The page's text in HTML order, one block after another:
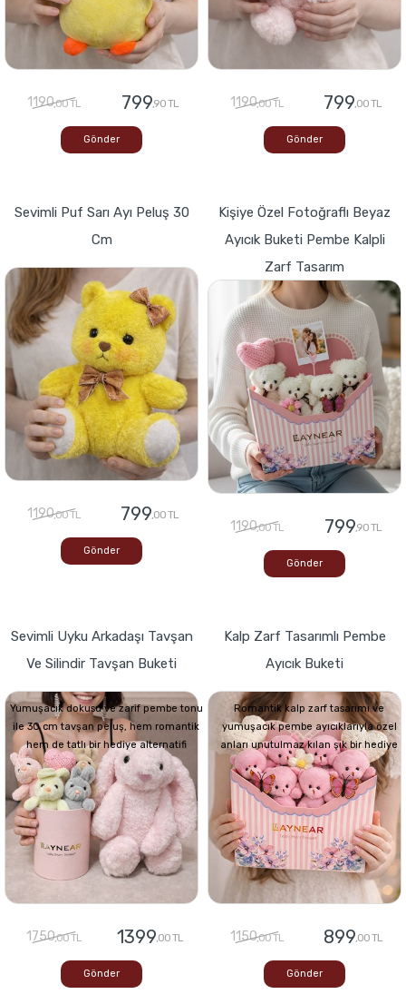
1190,00 TL 799,90 TL
Gönder
1190,00 TL 799,00 TL
Gönder
Sevimli Puf Sarı Ayı Peluş 30
Cm
1190,00 TL 799,00 TL
Gönder
Kişiye Özel Fotoğraflı Beyaz
Ayıcık Buketi Pembe Kalpli
Zarf Tasarım
1190,00 TL 799,90 TL
Gönder
Sevimli Uyku Arkadaşı Tavşan
Ve Silindir Tavşan Buketi
Yumuşacık dokusu ve zarif pembe tonu
ile 30 cm tavşan peluş, hem romantik
hem de tatlı bir hediye alternatifi
1750,00 TL 1399,00 TL
Gönder
Kalp Zarf Tasarımlı Pembe
Ayıcık Buketi
Romantik kalp zarf tasarımı ve
yumuşacık pembe ayıcıklarıyla özel
anları unutulmaz kılan şık bir hediye
1150,00 TL 899,00 TL
Gönder